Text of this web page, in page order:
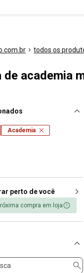
todos os
de academia
Academia
perto de você
compra em loja